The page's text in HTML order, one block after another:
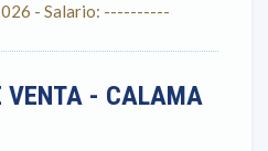
- Salario: ----------
VENTA - CALAMA